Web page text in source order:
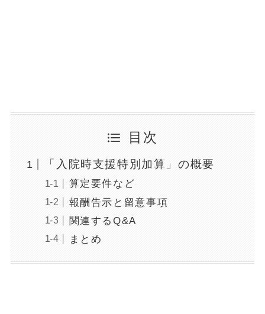
目次
「入院時支援特別加算」の概要
算定要件など
報酬告示と留意事項
関連するQ&A
まとめ